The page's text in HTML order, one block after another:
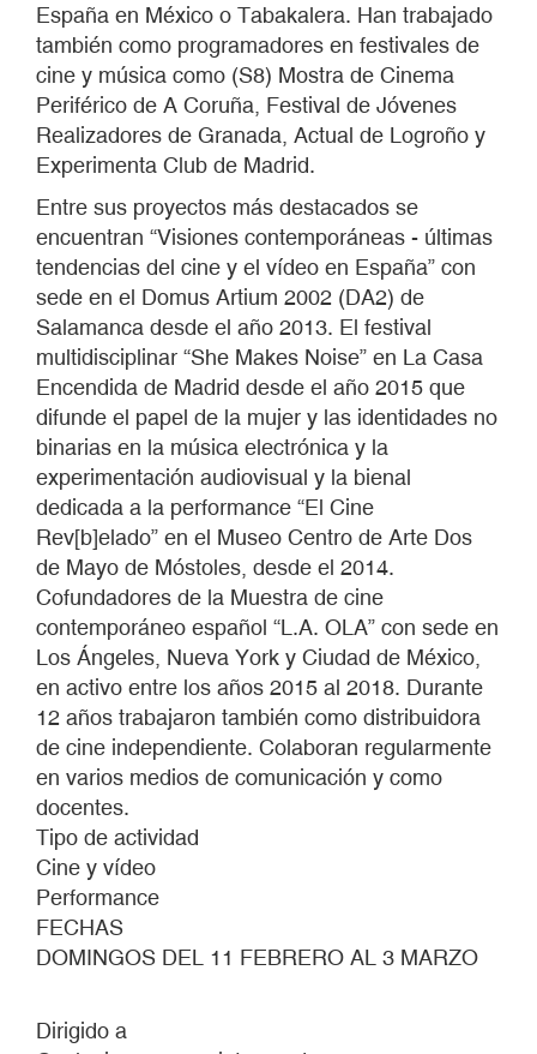
España en México o Tabakalera. Han trabajado
también como programadores en festivales de
cine y música como (S8) Mostra de Cinema
Periférico de A Coruña, Festival de Jóvenes
Realizadores de Granada, Actual de Logroño y
Experimenta Club de Madrid.
Entre sus proyectos más destacados se
encuentran “Visiones contemporáneas - últimas
tendencias del cine y el vídeo en España” con
sede en el Domus Artium 2002 (DA2) de
Salamanca desde el año 2013. El festival
multidisciplinar “She Makes Noise” en La Casa
Encendida de Madrid desde el año 2015 que
difunde el papel de la mujer y las identidades no
binarias en la música electrónica y la
experimentación audiovisual y la bienal
dedicada a la performance “El Cine
Rev[b]elado” en el Museo Centro de Arte Dos
de Mayo de Móstoles, desde el 2014.
Cofundadores de la Muestra de cine
contemporáneo español “L.A. OLA” con sede en
Los Ángeles, Nueva York y Ciudad de México,
en activo entre los años 2015 al 2018. Durante
12 años trabajaron también como distribuidora
de cine independiente. Colaboran regularmente
en varios medios de comunicación y como
docentes.
Tipo de actividad
Cine y vídeo
Performance
FECHAS
DOMINGOS DEL 11 FEBRERO AL 3 MARZO
Dirigido a